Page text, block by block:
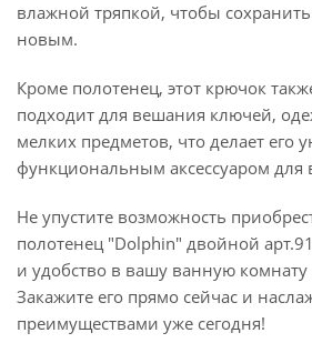
влажной тряпкой, чтобы
новым.
Кроме полотенец, этот крючок
подходит для вешания ключей,
мелких предметов, что делает его
функциональным аксессуаром для
Не упустите возможность
полотенец "Dolphin" двойной
и удобство в вашу ванную
Закажите его прямо сейчас и
преимуществами уже сегодня!